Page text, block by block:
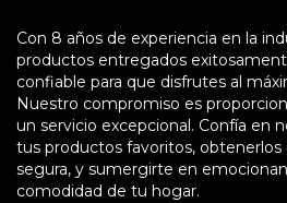
Con 8 años de experiencia en la
productos entregados
confiable para que disfrutes al
Nuestro compromiso es
un servicio excepcional. Confía en
tus productos favoritos, obtenerlos
segura, y sumergirte en
comodidad de tu hogar.